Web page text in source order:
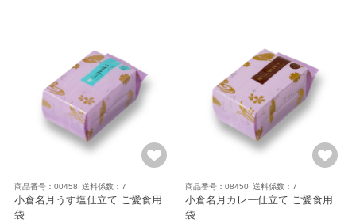
商品番号：00458 送料係数：7
小倉名月うす塩仕立て ご愛食用
袋
商品番号：08450 送料係数：7
小倉名月カレー仕立て ご愛食用
袋